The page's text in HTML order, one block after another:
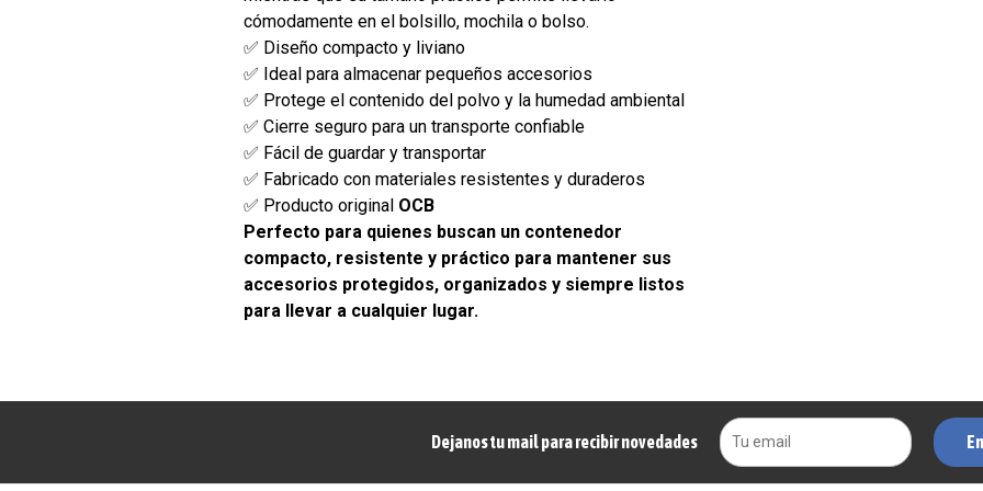
cómodamente en el bolsillo, mochila o bolso.
✅ Diseño compacto y liviano
✅ Ideal para almacenar pequeños accesorios
✅ Protege el contenido del polvo y la humedad ambiental
✅ Cierre seguro para un transporte confiable
✅ Fácil de guardar y transportar
✅ Fabricado con materiales resistentes y duraderos
✅ Producto original OCB
Perfecto para quienes buscan un contenedor
compacto, resistente y práctico para mantener sus
accesorios protegidos, organizados y siempre listos
para llevar a cualquier lugar.
Dejanos tu mail para recibir novedades